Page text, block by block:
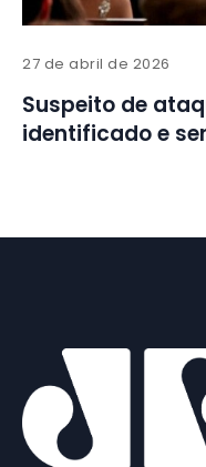
27 de abril de 2026
Suspeito de
identificado e